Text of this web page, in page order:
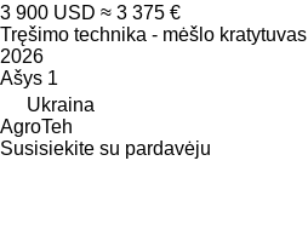
3 900 USD ≈ 3 375 €
Tręšimo technika - mėšlo kratytuvas
2026
Ašys 1
Ukraina
AgroTeh
Susisiekite su pardavėju